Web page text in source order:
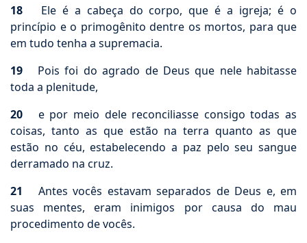
18 Ele é a cabeça do corpo, que é a igreja; é o
princípio e o primogênito dentre os mortos, para que
em tudo tenha a supremacia.
19 Pois foi do agrado de Deus que nele habitasse
toda a plenitude,
20 e por meio dele reconciliasse consigo todas as
coisas, tanto as que estão na terra quanto as que
estão no céu, estabelecendo a paz pelo seu sangue
derramado na cruz.
21 Antes vocês estavam separados de Deus e, em
suas mentes, eram inimigos por causa do mau
procedimento de vocês.